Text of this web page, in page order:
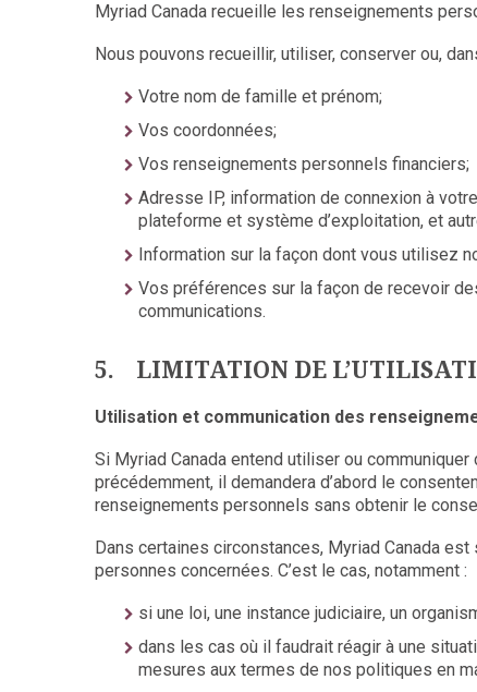
Myriad Canada recueille les renseignements
Nous pouvons recueillir, utiliser, conserver ou,
Votre nom de famille et prénom;
Vos coordonnées;
Vos renseignements personnels financiers;
Adresse IP, information de connexion à
plateforme et système d’exploitation, et
Information sur la façon dont vous utilisez
Vos préférences sur la façon de recevoir
communications.
5. LIMITATION DE
Utilisation et communication des
Si Myriad Canada entend utiliser ou
précédemment, il demandera d’abord le
renseignements personnels sans obtenir le
Dans certaines circonstances, Myriad Canada
personnes concernées. C’est le cas, notamment :
si une loi, une instance judiciaire, un
dans les cas où il faudrait réagir à une
mesures aux termes de nos politiques en